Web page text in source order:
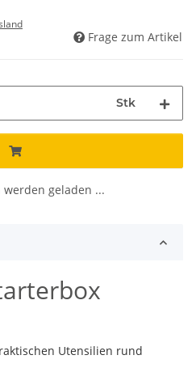
Frage zum Artikel
Stk
geladen ...
Utensilien rund